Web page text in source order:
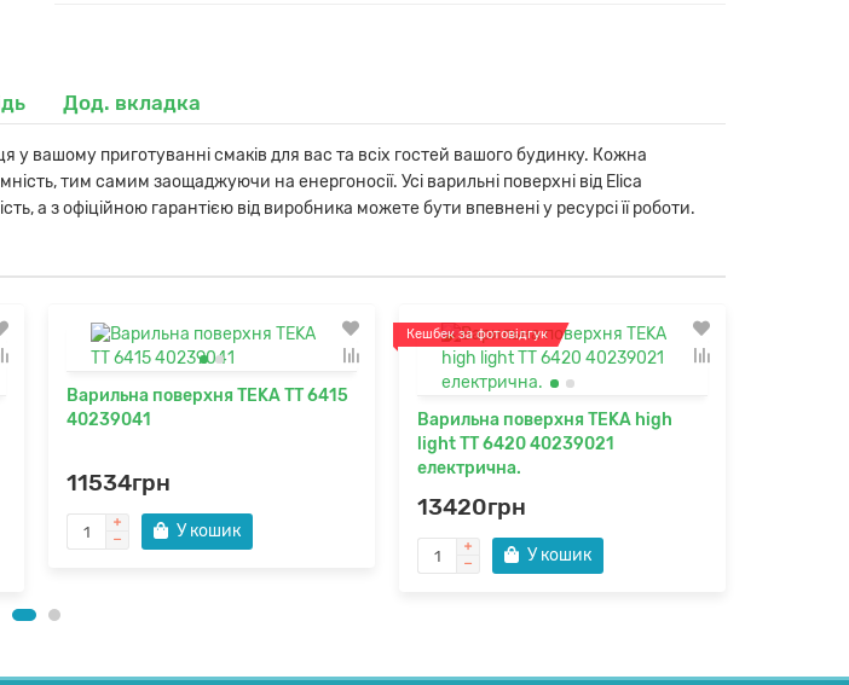
Дод. вкладка
у вашому приготуванні смаків для вас та всіх гостей вашого будинку. Кожна
тим самим заощаджуючи на енергоносії. Усі варильні поверхні від Elica
а з офіційною гарантією від виробника можете бути впевнені у ресурсі її роботи.
Варильна поверхня TEKA TT 6415
40239041
11534грн
У кошик
Кешбек за фотовідгук
Варильна поверхня TEKA high
light TT 6420 40239021
електрична.
13420грн
У кошик